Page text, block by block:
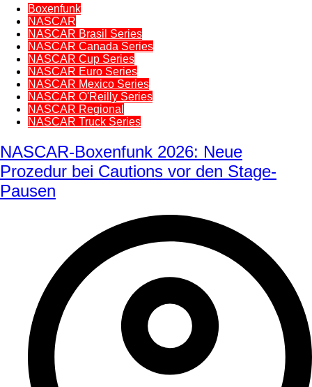
Boxenfunk
NASCAR
NASCAR Brasil Series
NASCAR Canada Series
NASCAR Cup Series
NASCAR Euro Series
NASCAR Mexico Series
NASCAR O'Reilly Series
NASCAR Regional
NASCAR Truck Series
NASCAR-Boxenfunk 2026: Neue
Prozedur bei Cautions vor den Stage-
Pausen